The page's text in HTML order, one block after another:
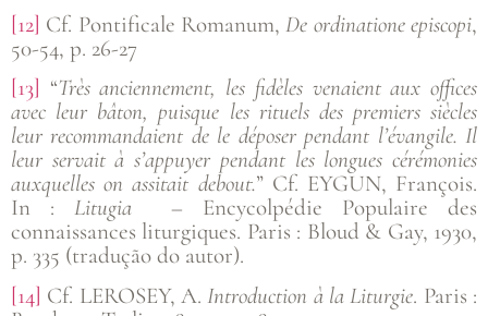
[12] Cf. Pontificale Romanum,De ordinatione episcopi,
50-54, p. 26-27
[13] “Très anciennement, les fidèles venaient aux offices
avec leur bâton, puisque les rituels des premiers siècles
leur recommandaient de le déposer pendant l’évangile. Il
leur servait à s’appuyer pendant les longues cérémonies
auxquelles on assitait debout.” Cf. EYGUN, François.
In : Litugia – Encycolpédie Populaire des
connaissances liturgiques. Paris : Bloud & Gay, 1930,
p. 335 (tradução do autor).
[14] Cf. LEROSEY, A.Introduction à la Liturgie. Paris :